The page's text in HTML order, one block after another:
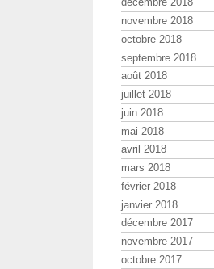
novembre 2018
octobre 2018
septembre 2018
août 2018
juillet 2018
juin 2018
mai 2018
avril 2018
mars 2018
février 2018
janvier 2018
décembre 2017
novembre 2017
octobre 2017